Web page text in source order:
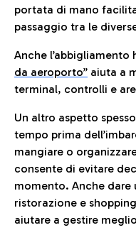
portata di mano
passaggio tra le
Anche
da aeroporto” aiuta a
terminal, controlli e
Un altro aspetto
tempo prima
mangiare o
consente di evitare
momento. Anche dare
ristorazione e
aiutare a gestire